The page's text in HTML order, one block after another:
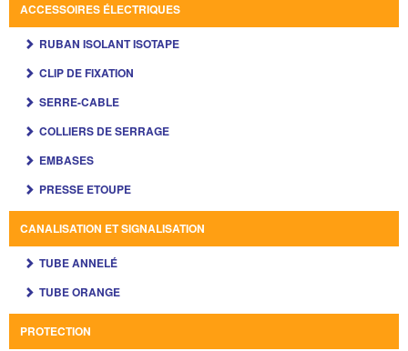
ACCESSOIRES ÉLECTRIQUES
RUBAN ISOLANT ISOTAPE
CLIP DE FIXATION
SERRE-CABLE
COLLIERS DE SERRAGE
EMBASES
PRESSE ETOUPE
CANALISATION ET SIGNALISATION
TUBE ANNELÉ
TUBE ORANGE
PROTECTION